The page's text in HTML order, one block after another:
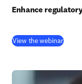
Enhance
View the webinar(